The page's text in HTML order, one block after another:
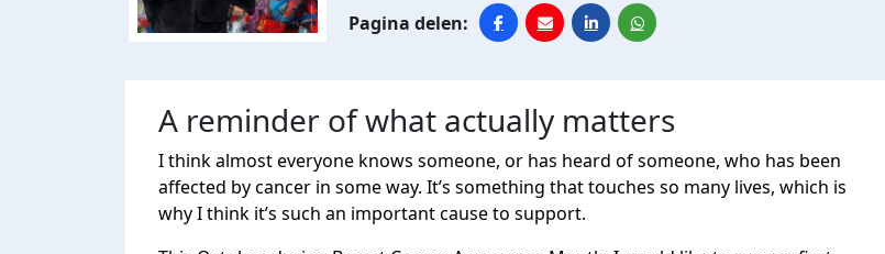
A reminder of what actually matters
I think almost everyone knows someone, or has heard of someone, who has been
affected by cancer in some way. It’s something that touches so many lives, which is
why I think it’s such an important cause to support.